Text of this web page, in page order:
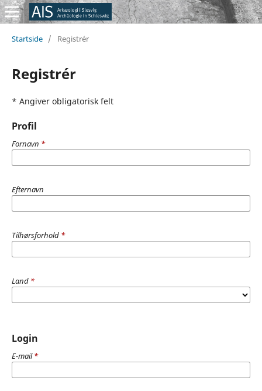
Startside / Registrér
Registrér
* Angiver obligatorisk felt
Profil
Fornavn *
Efternavn
Tilhørsforhold *
Land *
Login
E-mail*